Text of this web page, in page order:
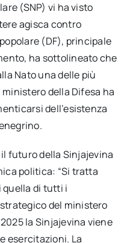
(SNP) vi ha visto
agisca contro
(DF), principale
ha sottolineato che
Nato una delle più
ministero della Difesa ha
dell’esistenza
futuro della Sinjajevina
politica: “Si tratta
quella di tutti i
del ministero
la Sinjajevina viene
esercitazioni. La